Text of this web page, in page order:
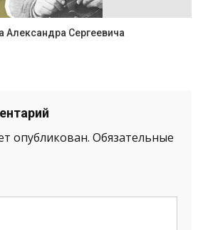
Сергеевича
опубликован. Обязательные